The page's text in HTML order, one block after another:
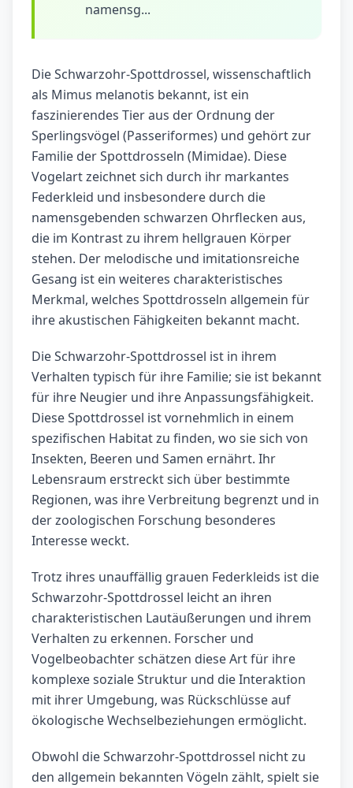
namensg...
Die Schwarzohr-Spottdrossel, wissenschaftlich
als Mimus melanotis bekannt, ist ein
faszinierendes Tier aus der Ordnung der
Sperlingsvögel (Passeriformes) und gehört zur
Familie der Spottdrosseln (Mimidae). Diese
Vogelart zeichnet sich durch ihr markantes
Federkleid und insbesondere durch die
namensgebenden schwarzen Ohrflecken aus,
die im Kontrast zu ihrem hellgrauen Körper
stehen. Der melodische und imitationsreiche
Gesang ist ein weiteres charakteristisches
Merkmal, welches Spottdrosseln allgemein für
ihre akustischen Fähigkeiten bekannt macht.
Die Schwarzohr-Spottdrossel ist in ihrem
Verhalten typisch für ihre Familie; sie ist bekannt
für ihre Neugier und ihre Anpassungsfähigkeit.
Diese Spottdrossel ist vornehmlich in einem
spezifischen Habitat zu finden, wo sie sich von
Insekten, Beeren und Samen ernährt. Ihr
Lebensraum erstreckt sich über bestimmte
Regionen, was ihre Verbreitung begrenzt und in
der zoologischen Forschung besonderes
Interesse weckt.
Trotz ihres unauffällig grauen Federkleids ist die
Schwarzohr-Spottdrossel leicht an ihren
charakteristischen Lautäußerungen und ihrem
Verhalten zu erkennen. Forscher und
Vogelbeobachter schätzen diese Art für ihre
komplexe soziale Struktur und die Interaktion
mit ihrer Umgebung, was Rückschlüsse auf
ökologische Wechselbeziehungen ermöglicht.
Obwohl die Schwarzohr-Spottdrossel nicht zu
den allgemein bekannten Vögeln zählt, spielt sie